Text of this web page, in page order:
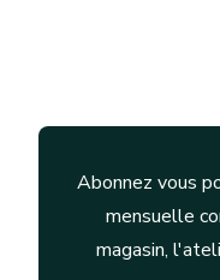
Abonnez vous
mensuelle
magasin,